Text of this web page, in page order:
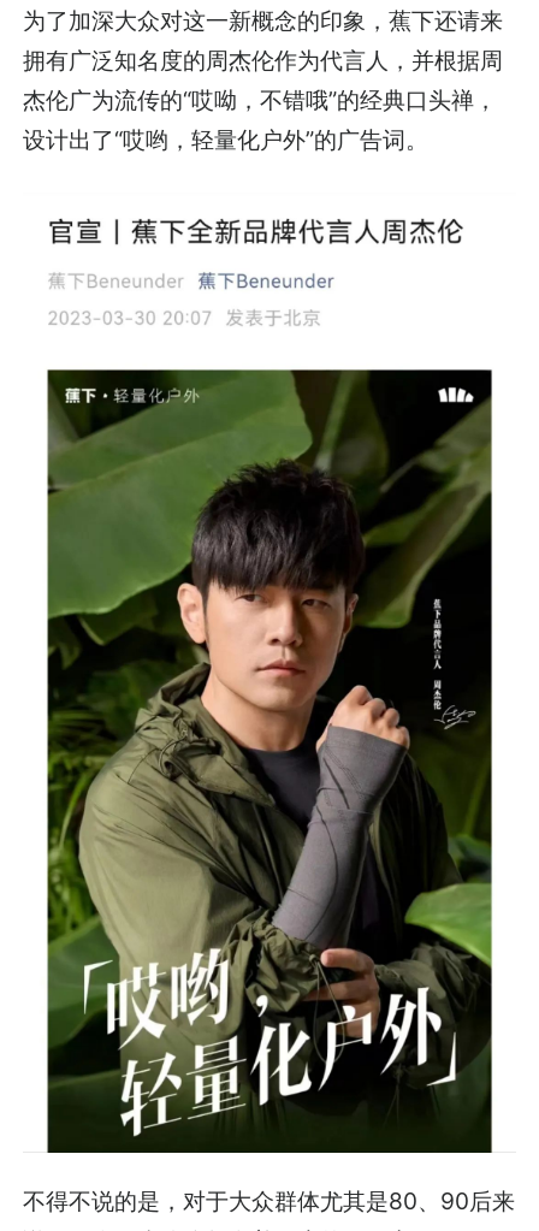
为了加深大众对这一新概念的印象，蕉下还请来
拥有广泛知名度的周杰伦作为代言人，并根据周
杰伦广为流传的“哎呦，不错哦”的经典口头禅，
设计出了“哎哟，轻量化户外”的广告词。
不得不说的是，对于大众群体尤其是80、90后来